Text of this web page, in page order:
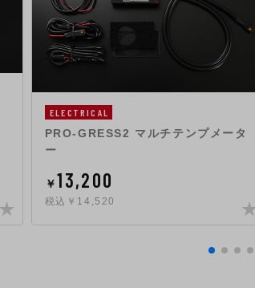
ELECTRICAL
PRO-GRESS2 マルチテンプメータ
ー
￥13,200
税込￥14,520